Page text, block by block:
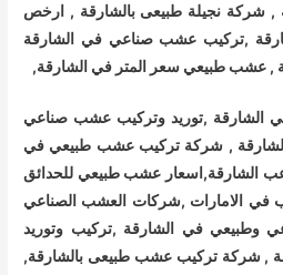
, شركة نجيلة طبيعى بالشارقة , ارخص
,تركيب عشب صناعي في الشارقة
, عشب طبيعي سعر المتر في الشارقة,
الشارقة ,توريد وتركيب عشب صناعي
, شركة تركيب عشب طبيعي في
الشارقة,اسعار عشب طبيعي للحدائق
في الامارات ,شركات العشب الصناعي
وطبيعي في الشارقة ,تركيب وتوريد
, شركة تركيب عشب طبيعى بالشارقة,